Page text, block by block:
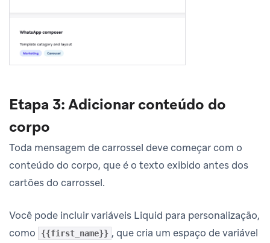
Etapa 3: Adicionar conteúdo do
corpo
Toda mensagem de carrossel deve começar com o
conteúdo do corpo, que é o texto exibido antes dos
cartões do carrossel.
Você pode incluir variáveis Liquid para personalização,
como
{{first_name}} , que cria um espaço de variável